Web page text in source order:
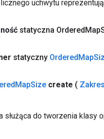
uchwytu
statyczna OrderedMap
statyczny OrderedMap
MapSize create ( Zakres
służąca do tworzenia klasy